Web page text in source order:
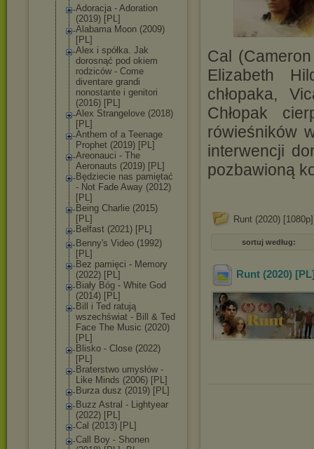
Adoracja - Adoration
(2019) [PL]
Alabama Moon (2009)
[PL]
Alex i spółka. Jak
dorosnąć pod okiem
rodziców - Come
diventare grandi
nonostante i genitori
(2016) [PL]
Alex Strangelove (2018)
[PL]
Anthem of a Teenage
Prophet (2019) [PL]
Areonauci - The
Aeronauts (2019) [PL]
Będziecie nas pamiętać
- Not Fade Away (2012)
[PL]
Being Charlie (2015)
[PL]
Belfast (2021) [PL]
Benny's Video (1992)
[PL]
Bez pamięci - Memory
(2022) [PL]
Biały Bóg - White God
(2014) [PL]
Bill i Ted ratują
wszechświat - Bill & Ted
Face The Music (2020)
[PL]
Blisko - Close (2022)
[PL]
Braterstwo umysłów -
Like Minds (2006) [PL]
Burza dusz (2019) [PL]
Buzz Astral - Lightyear
(2022) [PL]
Cal (2013) [PL]
Call Boy - Shonen
Cal
Elizabeth
chłopaka,
Chłopak
rówieśników
interwencji
pozbawioną
Runt (2020)
sortuj według:
Runt (2020)